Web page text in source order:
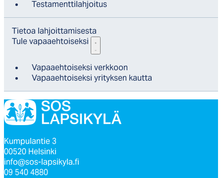
Tes­ta­ment­ti­lah­joi­tus
Tie­toa lah­joit­ta­mi­ses­ta
Tu­le va­paaeh­toi­sek­si
Va­paaeh­toi­sek­si verk­koon
Va­paaeh­toi­sek­si yri­tyk­sen kaut­ta
Kumpulantie 3
00520 Helsinki
info@sos-lapsikyla.fi
09 540 4880